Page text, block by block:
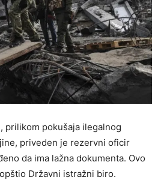
prilikom pokušaja ilegalnog
priveden je rezervni oficir
da ima lažna dokumenta. Ovo
Državni istražni biro.